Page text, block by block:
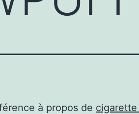
à propos de cigarette